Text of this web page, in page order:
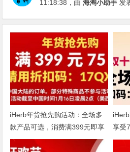
11:18:38 ，由海淘小助手 发
iHerb年货抢先购活动：全场多
款产品可选，消费满399元即享
75折
享受